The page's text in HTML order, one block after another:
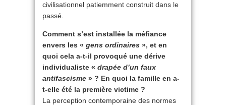
civilisationnel patiemment construit dans le
passé.
Comment s’est installée la méfiance
envers les « gens ordinaires », et en
quoi cela a-t-il provoqué une dérive
individualiste « drapée d’un faux
antifascisme » ? En quoi la famille en a-
t-elle été la première victime ?
La perception contemporaine des normes